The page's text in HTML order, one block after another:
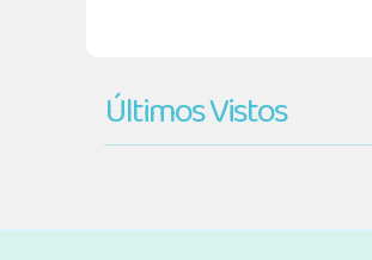
Últimos Vistos